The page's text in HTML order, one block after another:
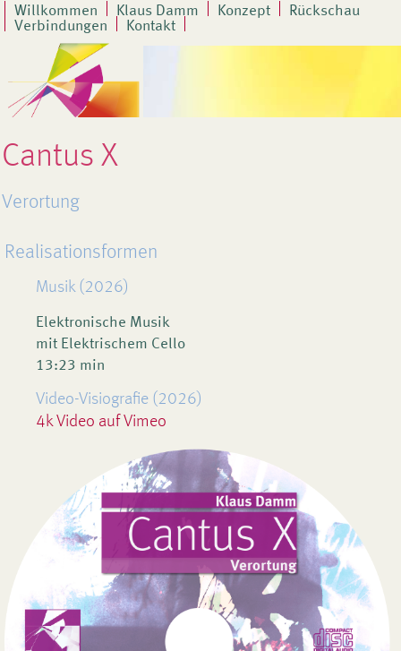
Willkommen Klaus Damm Konzept
Rückschau
Verbindungen
Kontakt
Cantus X
Verortung
Realisationsformen
Musik (2026)
Elektronische Musik
mit Elektrischem Cello
13:23 min
Video-Visiografie (2026)
4k Video auf Vimeo